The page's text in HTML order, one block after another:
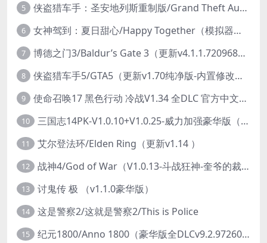
5 侠盗猎车手：圣安地列斯重制版/Grand Theft Auto: San Andreas – The Definitive Edition（更新v1.113.49697469）
6 女神驾到：夏日甜心/Happy Together（模拟器版-升级豪华终极珍藏版+全DLC）
7 博德之门3/Baldur’s Gate 3（更新v4.1.1.7209685）
8 侠盗猎车手5/GTA5（更新v1.70纯净版-内置修改器+通关存档）
9 使命召唤17 黑色行动 冷战V1.34 全DLC 官方中文版COD17
10 三国志14PK-V1.0.10+V1.0.25-威力加强豪华版（武将面容套装-全DLC+季票+特典+中文语音+编辑修改器）
11 艾尔登法环/Elden Ring（更新v1.14 ）
12 战神4/God of War（V1.0.13-斗战狂神-奎爷的裁决+全DLC）
13 讨鬼传 极 （v1.1.0豪华版）
14 这是警察2/这就是警察2/This is Police
15 纪元1800/Anno 1800（豪华版全DLCv9.2.972600）